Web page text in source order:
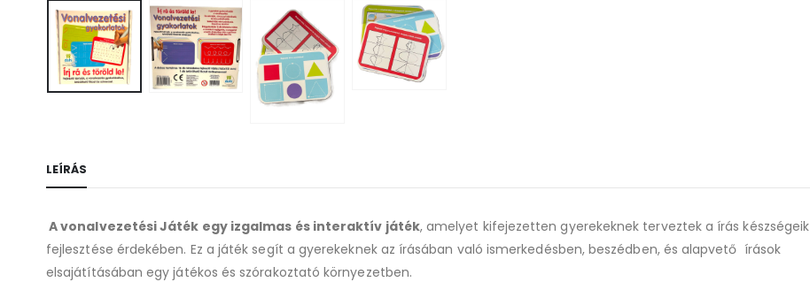
LEÍRÁS
A vonalvezetési Játék egy izgalmas és interaktív játék, amelyet kifejezetten gyerekeknek terveztek a írás készségeik
fejlesztése érdekében. Ez a játék segít a gyerekeknek az írásában való ismerkedésben, beszédben, és alapvető írások
elsajátításában egy játékos és szórakoztató környezetben.